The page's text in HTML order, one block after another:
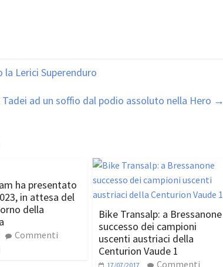
la Lerici Superenduro
Tadei ad un soffio dal podio assoluto nella Hero →
ha presentato
in attesa del
della
Commenti
Bike Transalp: a Bressanone
successo dei campioni
uscenti austriaci della
Centurion Vaude 1
17/07/2017
Commenti